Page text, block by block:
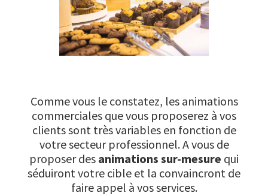
Comme vous le constatez, les animations
commerciales que vous proposerez à vos
clients sont très variables en fonction de
votre secteur professionnel. A vous de
proposer des animations sur-mesure qui
séduiront votre cible et la convaincront de
faire appel à vos services.